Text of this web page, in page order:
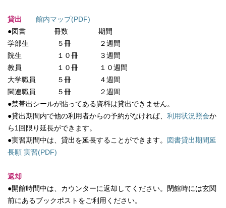
貸出
館内マップ(PDF)
●図書 冊数 期間
学部生 ５冊 ２週間
院生 １０冊 ３週間
教員 １０冊 １０週間
大学職員 ５冊 ４週間
関連職員 ５冊 ２週間
●禁帯出シールが貼ってある資料は貸出できません。
●貸出期間内で他の利用者からの予約がなければ、 利用状況照会か
ら1回限り延長ができます。
●実習期間中は、貸出を延長することができます。 図書貸出期間延
長願 実習(PDF)
返却
●開館時間中は、カウンターに返却してください。閉館時には玄関
前にあるブックポストをご利用ください。